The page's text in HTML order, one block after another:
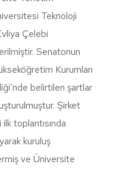
Teknoloji
Çelebi
Senatonun
Kurumları
belirtilen şartlar
Şirket
toplantısında
kuruluş
ve Üniversite